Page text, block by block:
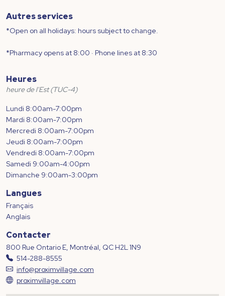
Autres services
*Open on all holidays: hours subject to change.
*Pharmacy opens at 8:00 · Phone lines at 8:30
Heures
heure de l'Est (TUC-4)
Lundi 8:00am-7:00pm
Mardi 8:00am-7:00pm
Mercredi 8:00am-7:00pm
Jeudi 8:00am-7:00pm
Vendredi 8:00am-7:00pm
Samedi 9:00am-4:00pm
Dimanche 9:00am-3:00pm
Langues
Français
Anglais
Contacter
800 Rue Ontario E, Montréal, QC H2L 1N9
514-288-8555
info@proximvillage.com
proximvillage.com